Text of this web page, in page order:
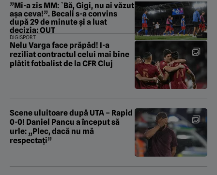
”Mi-a zis MM: `Bă, Gigi, nu ai văzut
așa ceva!”. Becali s-a convins
după 29 de minute și a luat
decizia: OUT
DIGISPORT
Nelu Varga face prăpăd! I-a
reziliat contractul celui mai bine
plătit fotbalist de la CFR Cluj
Scene uluitoare după UTA – Rapid
0-0! Daniel Pancu a început să
urle: „Plec, dacă nu mă
respectați”